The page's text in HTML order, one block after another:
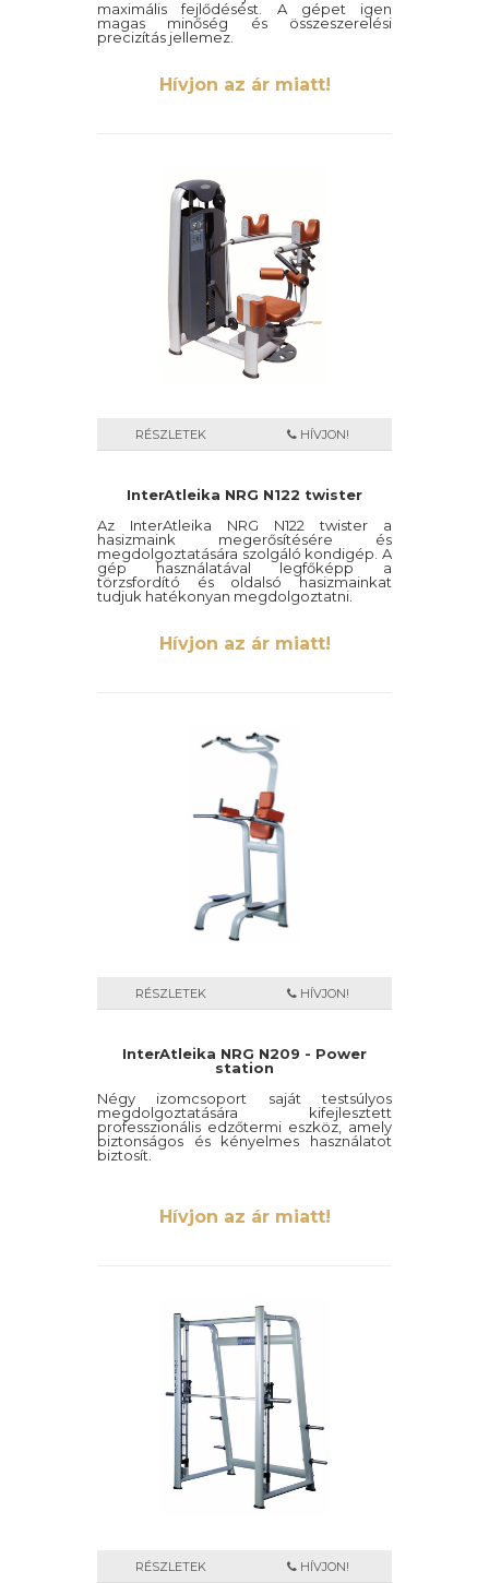
maximális fejlődésést. A gépet igen
magas minőség és összeszerelési
precizítás jellemez.
Hívjon az ár miatt!
RÉSZLETEK HÍVJON!
InterAtleika NRG N122 twister
Az InterAtleika NRG N122 twister a
hasizmaink megerősítésére és
megdolgoztatására szolgáló kondigép. A
gép használatával legfőképp a
törzsfordító és oldalsó hasizmainkat
tudjuk hatékonyan megdolgoztatni.
Hívjon az ár miatt!
RÉSZLETEK HÍVJON!
InterAtleika NRG N209 - Power
station
Négy izomcsoport saját testsúlyos
megdolgoztatására kifejlesztett
professzionális edzőtermi eszköz, amely
biztonságos és kényelmes használatot
biztosít.
Hívjon az ár miatt!
RÉSZLETEK HÍVJON!